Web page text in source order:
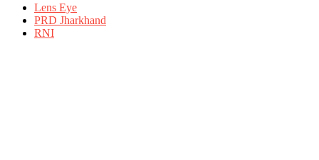
Lens Eye
PRD Jharkhand
RNI